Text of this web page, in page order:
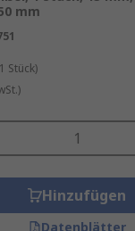
mm
Stück)
Hinzufügen
Datenblätter